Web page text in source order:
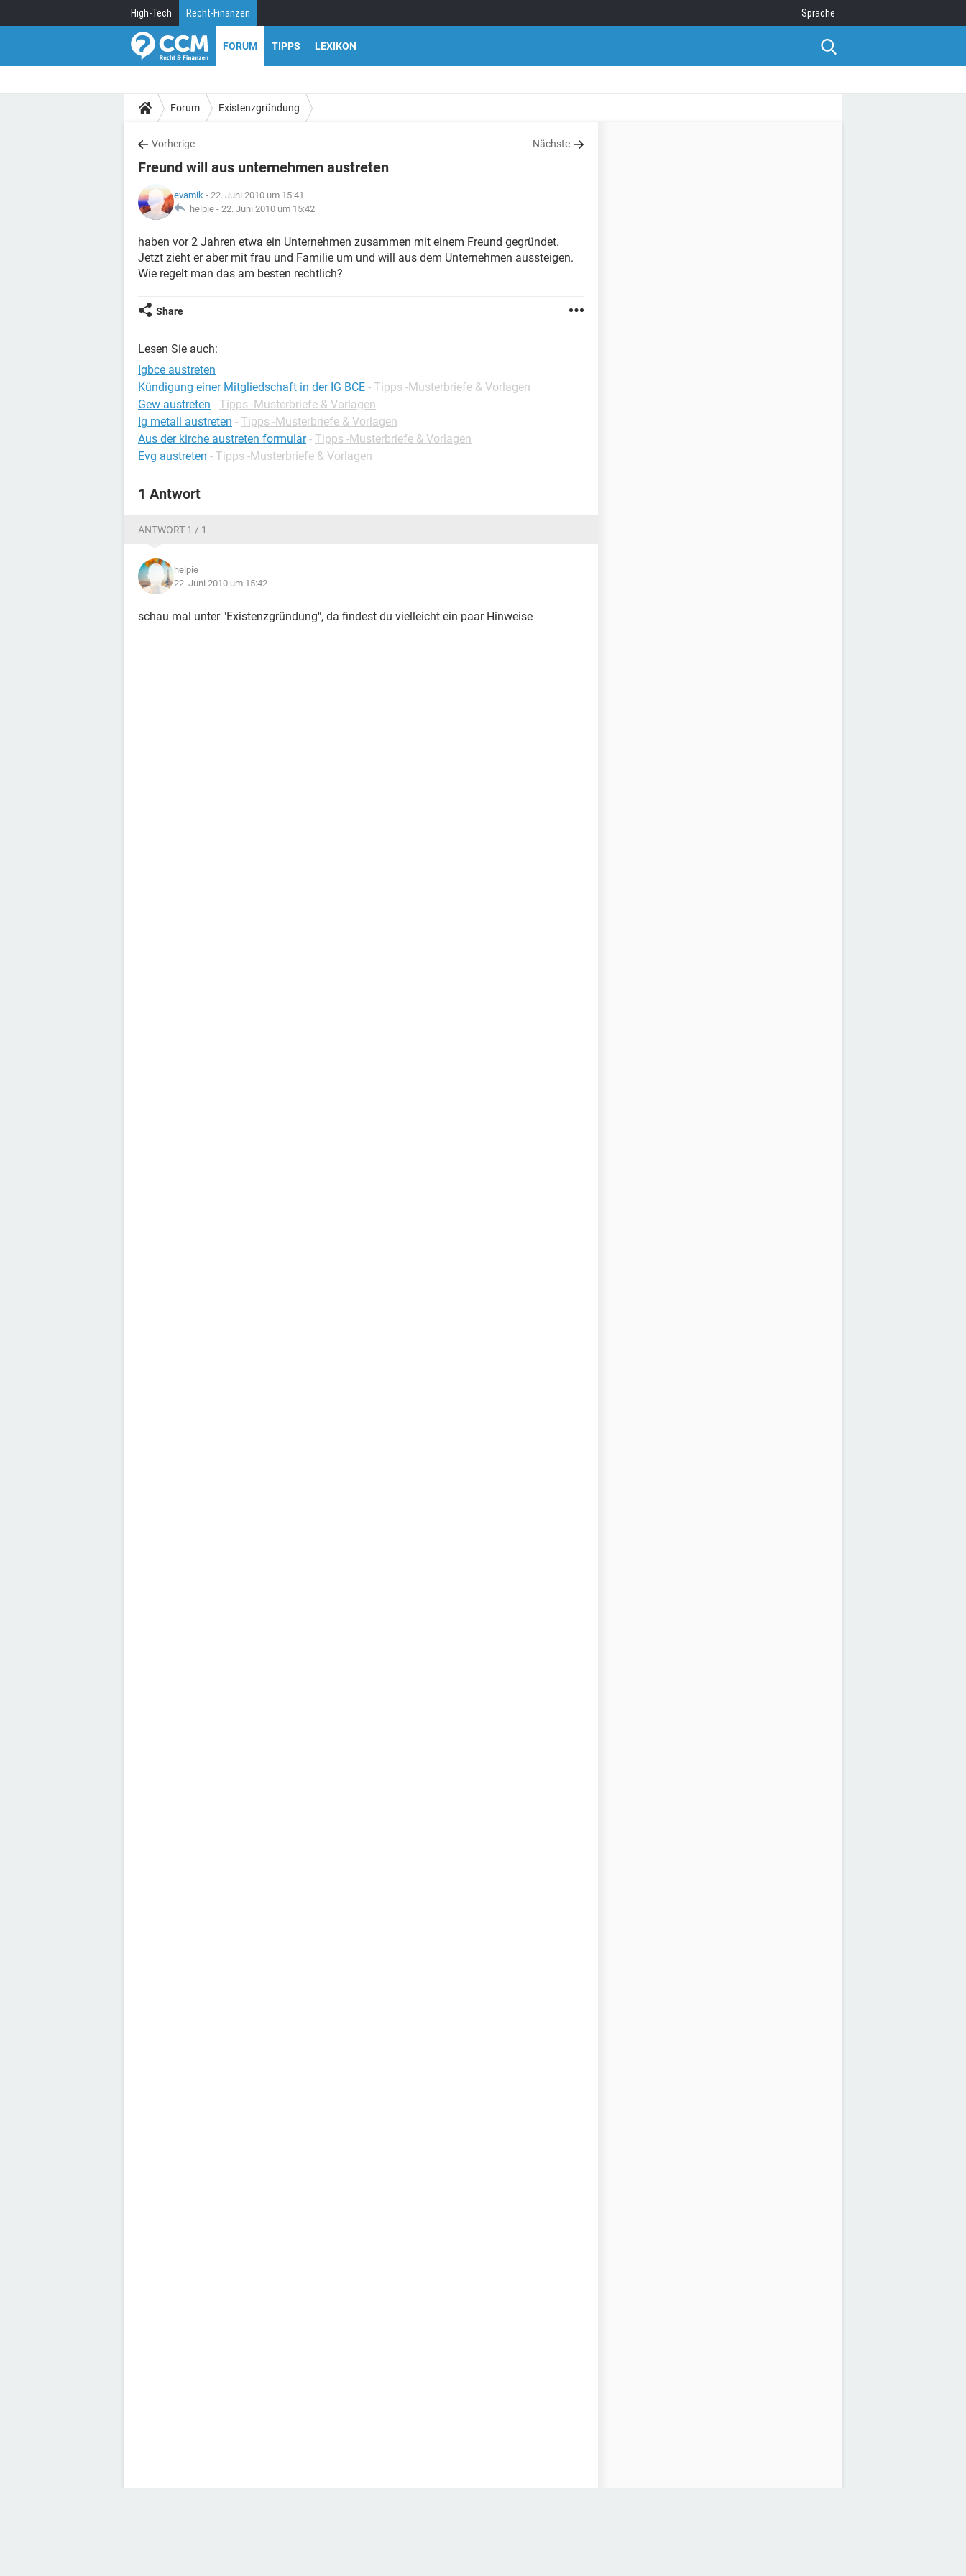
High-Tech Recht-Finanzen Sprache
FORUM TIPPS LEXIKON
Forum Existenzgründung
Vorherige Nächste
Freund will aus unternehmen austreten
evamik - 22. Juni 2010 um 15:41
helpie - 22. Juni 2010 um 15:42
haben vor 2 Jahren etwa ein Unternehmen zusammen mit einem Freund gegründet.
Jetzt zieht er aber mit frau und Familie um und will aus dem Unternehmen aussteigen.
Wie regelt man das am besten rechtlich?
Share
Lesen Sie auch:
Igbce austreten
Kündigung einer Mitgliedschaft in der IG BCE - Tipps -Musterbriefe & Vorlagen
Gew austreten - Tipps -Musterbriefe & Vorlagen
Ig metall austreten - Tipps -Musterbriefe & Vorlagen
Aus der kirche austreten formular - Tipps -Musterbriefe & Vorlagen
Evg austreten - Tipps -Musterbriefe & Vorlagen
1 Antwort
ANTWORT 1 / 1
helpie
22. Juni 2010 um 15:42
schau mal unter "Existenzgründung", da findest du vielleicht ein paar Hinweise